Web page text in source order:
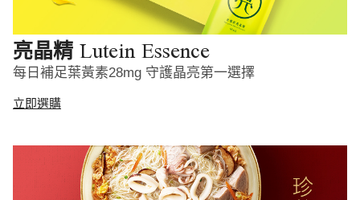
亮晶精 Lutein Essence
每日補足葉黃素28mg 守護晶亮第一選擇
立即選購